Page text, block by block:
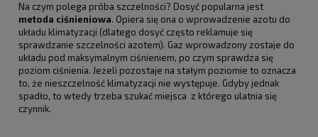
Na czym polega próba szczelności? Dosyć popularna jest
metoda ciśnieniowa. Opiera się ona o wprowadzenie azotu do
układu klimatyzacji (dlatego dosyć często reklamuje się
sprawdzanie szczelności azotem). Gaz wprowadzony zostaje do
układu pod maksymalnym ciśnieniem, po czym sprawdza się
poziom ciśnienia. Jeżeli pozostaje na stałym poziomie to oznacza
to, że nieszczelność klimatyzacji nie występuje. Gdyby jednak
spadło, to wtedy trzeba szukać miejsca z którego ulatnia się
czynnik.